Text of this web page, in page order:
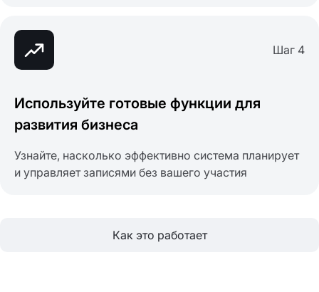
Шаг 4
Используйте готовые функции для
развития бизнеса
Узнайте, насколько эффективно система планирует
и управляет записями без вашего участия
Как это работает